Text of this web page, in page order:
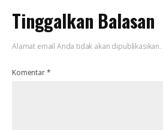
Tinggalkan Balasan
Alamat email Anda tidak akan dipublikasikan.
Komentar*